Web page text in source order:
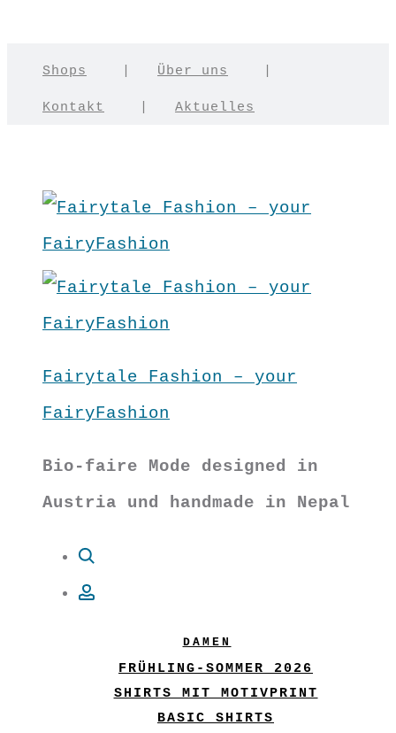
Shops Über uns
Kontakt Aktuelles
Fairytale Fashion – your
FairyFashion
Bio-faire Mode designed in
Austria und handmade in Nepal
DAMEN
FRÜHLING-SOMMER 2026
SHIRTS MIT MOTIVPRINT
BASIC SHIRTS